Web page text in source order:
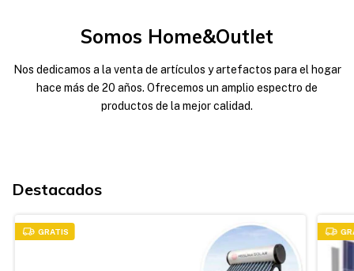
Somos Home&Outlet
Nos dedicamos a la venta de artículos y artefactos para el hogar
hace más de 20 años. Ofrecemos un amplio espectro de
productos de la mejor calidad.
Destacados
GRATIS